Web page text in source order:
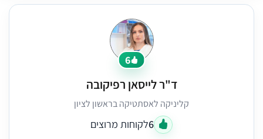
6
ד"ר לייסאן רפיקובה
קליניקה לאסתטיקה בראשון לציון
6לקוחות מרוצים